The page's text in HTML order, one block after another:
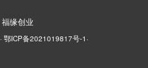
福缘创业
· 鄂ICP备2021019817号-1 ·